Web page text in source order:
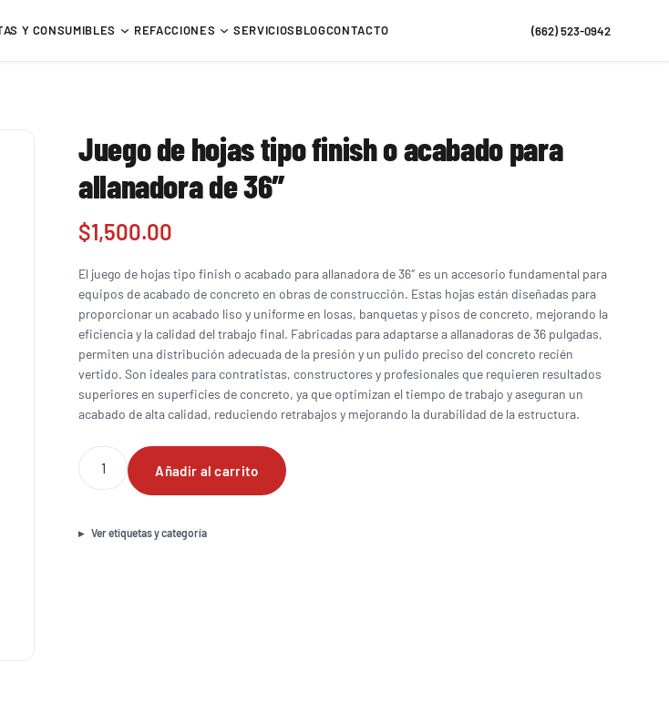
Y CONSUMIBLES REFACCIONES SERVICIOSBLOGCONTACTO (662) 523-0942
Juego de hojas tipo finish o acabado para
allanadora de 36″
$1,500.00
El juego de hojas tipo finish o acabado para allanadora de 36″ es un accesorio fundamental para
equipos de acabado de concreto en obras de construcción. Estas hojas están diseñadas para
proporcionar un acabado liso y uniforme en losas, banquetas y pisos de concreto, mejorando la
eficiencia y la calidad del trabajo final. Fabricadas para adaptarse a allanadoras de 36 pulgadas,
permiten una distribución adecuada de la presión y un pulido preciso del concreto recién
vertido. Son ideales para contratistas, constructores y profesionales que requieren resultados
superiores en superficies de concreto, ya que optimizan el tiempo de trabajo y aseguran un
acabado de alta calidad, reduciendo retrabajos y mejorando la durabilidad de la estructura.
Juego
de
hojas
finish
Añadir al carrito
Ver etiquetas y categoría